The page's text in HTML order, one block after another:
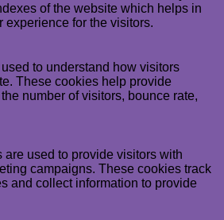
of the website which helps in
experience for the visitors.
to understand how visitors
These cookies help provide
number of visitors, bounce rate,
used to provide visitors with
campaigns. These cookies track
and collect information to provide